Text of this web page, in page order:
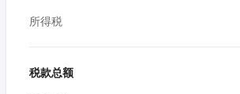
所得税
税款总额